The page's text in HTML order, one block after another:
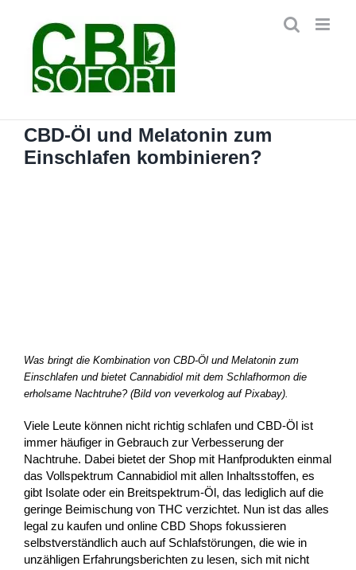
springen
CBD-Öl und Melatonin zum
Einschlafen kombinieren?
Was bringt die Kombination von CBD-Öl und Melatonin zum
Einschlafen und bietet Cannabidiol mit dem Schlafhormon die
erholsame Nachtruhe? (Bild von veverkolog auf Pixabay).
Viele Leute können nicht richtig schlafen und CBD-Öl ist
immer häufiger in Gebrauch zur Verbesserung der
Nachtruhe. Dabei bietet der Shop mit Hanfprodukten einmal
das Vollspektrum Cannabidiol mit allen Inhaltsstoffen, es
gibt Isolate oder ein Breitspektrum-Öl, das lediglich auf die
geringe Beimischung von THC verzichtet. Nun ist das alles
legal zu kaufen und online CBD Shops fokussieren
selbstverständlich auch auf Schlafstörungen, die wie in
unzähligen Erfahrungsberichten zu lesen, sich mit nicht